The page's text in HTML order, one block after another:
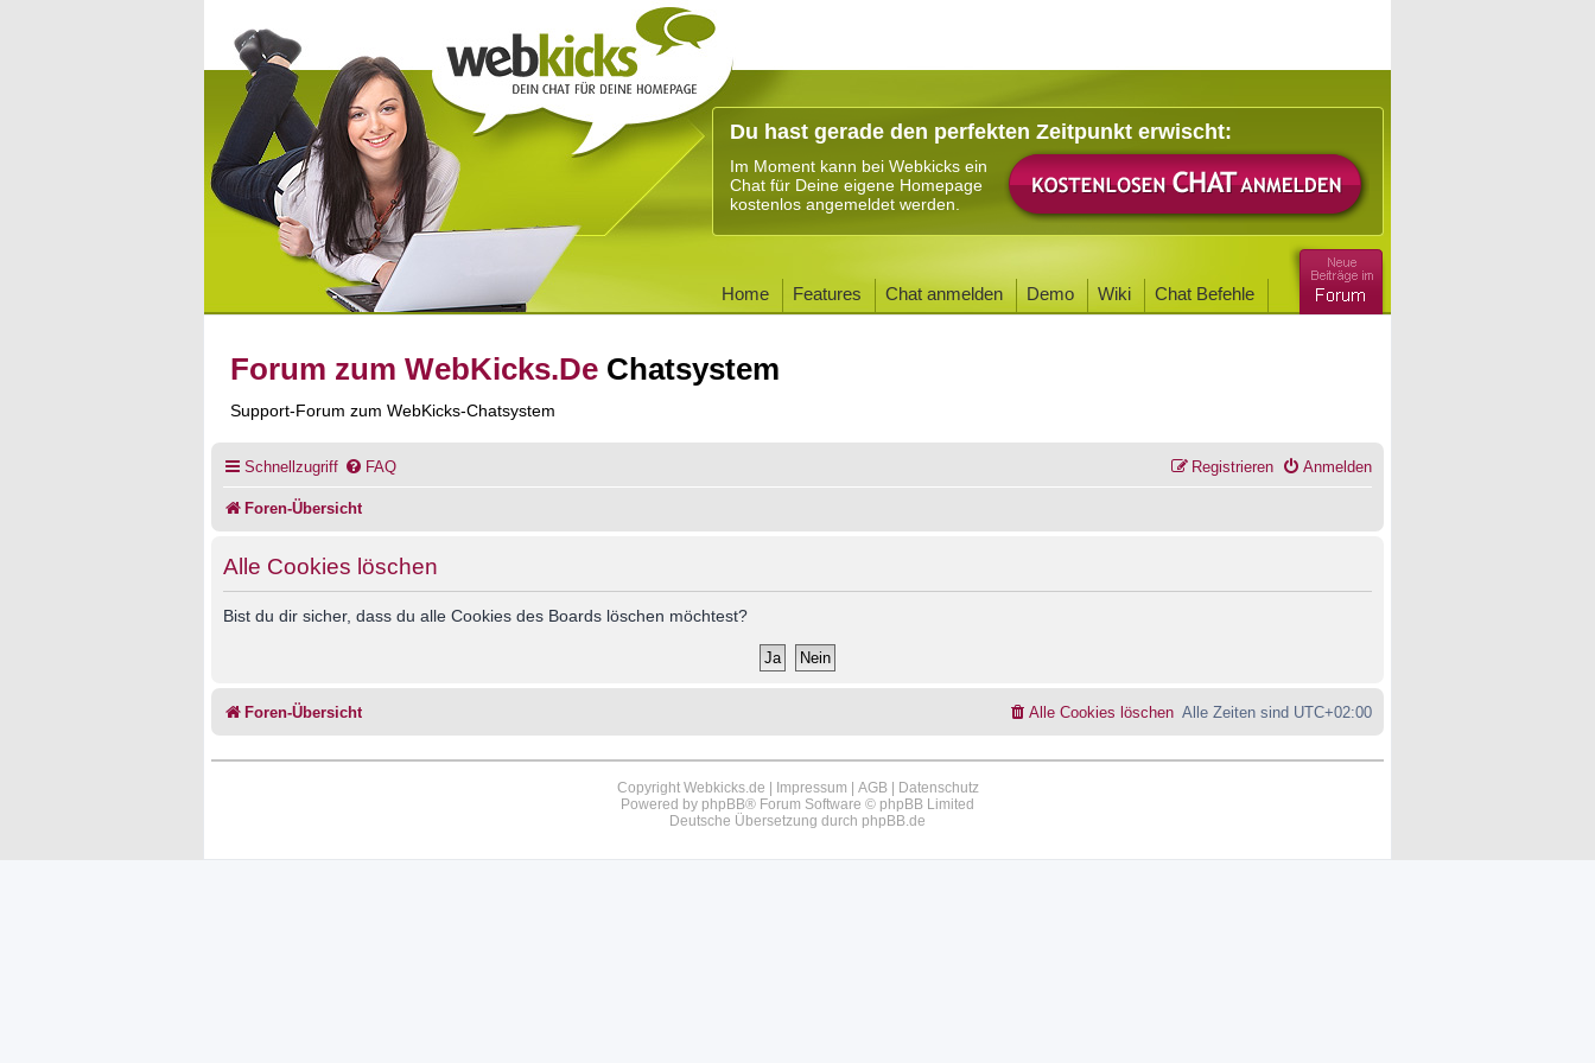
Du hast gerade den perfekten Zeitpunkt erwischt:
Im Moment kann bei Webkicks ein
Chat für Deine eigene Homepage
kostenlos angemeldet werden.
Home Features Chat anmelden Demo Wiki Chat Befehle
Forum zum WebKicks.De Chatsystem
Support-Forum zum WebKicks-Chatsystem
Schnellzugriff FAQ Anmelden
Registrieren
Foren-Übersicht
Alle Cookies löschen
Bist du dir sicher, dass du alle Cookies des Boards löschen möchtest?
Foren-Übersicht Alle Zeiten sind UTC+02:00
Alle Cookies löschen
Copyright Webkicks.de | Impressum AGB|
Datenschutz
Powered by phpBB® Forum Software © phpBB Limited
Deutsche Übersetzung durch phpBB.de